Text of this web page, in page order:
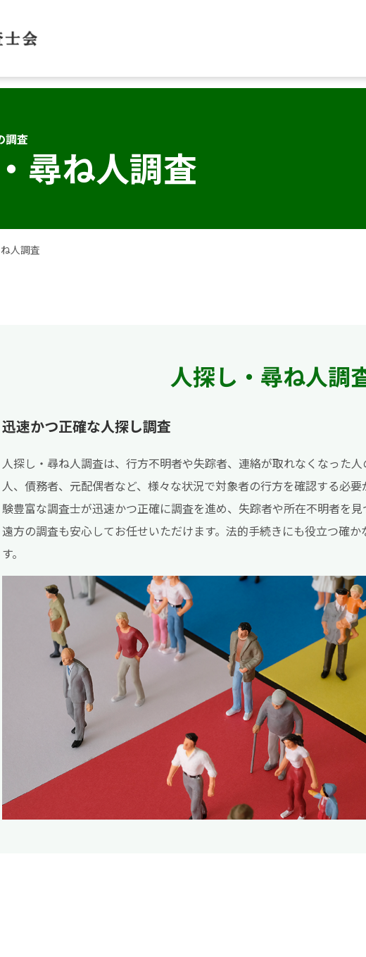
調査
尋ね人調査
人調査
人探し・尋ね人調
迅速かつ正確な人探し調査
人探し・尋ね人調査は、行方不明者や失踪者、連絡が取れなくなった
人、債務者、元配偶者など、様々な状況で対象者の行方を確認する必
験豊富な調査士が迅速かつ正確に調査を進め、失踪者や所在不明者を見
遠方の調査も安心してお任せいただけます。法的手続きにも役立つ確
す。